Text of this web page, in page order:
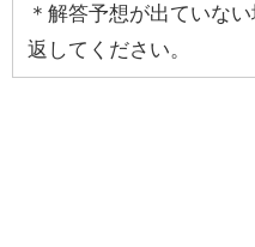
＊解答予想が出ていな
返してください。